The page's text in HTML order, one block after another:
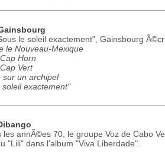
le soleil exactement", Gainsbourg
le Nouveau-Mexique
Horn
Vert
sur un archipel
soleil exactement"
les annÃ©es 70, le groupe Voz de Cabo
"Lili" dans l'album "Viva Liberdade".